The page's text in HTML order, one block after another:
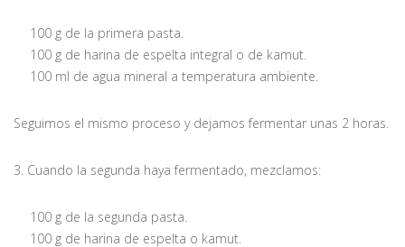
100 g de la primera pasta.
100 g de harina de espelta integral o de kamut.
100 ml de agua mineral a temperatura ambiente.
Seguimos el mismo proceso y dejamos fermentar unas 2 horas.
3. Cuando la segunda haya fermentado, mezclamos:
100 g de la segunda pasta.
100 g de harina de espelta o kamut.